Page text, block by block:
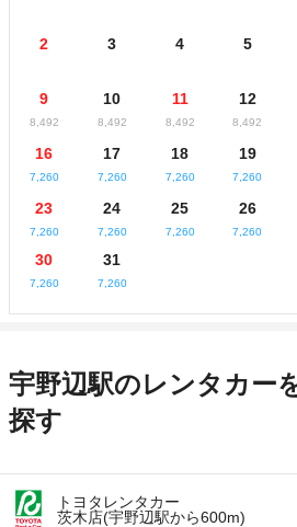
2 3 4 5
9
8,492
10
8,492
11
8,492
12
8,492
16
7,260
17
7,260
18
7,260
19
7,260
23
7,260
24
7,260
25
7,260
26
7,260
30
7,260
31
7,260
宇野辺駅のレンタカー
探す
トヨタレンタカー
茨木店(宇野辺駅から600m)